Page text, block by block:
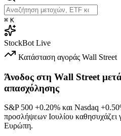
⌘ K
StockBot Live
Κατάσταση αγοράς Wall Street
Άνοδος στη Wall Street
απασχόλησης
S&P 500 +0.20% και Nasdaq
προσλήψεων Ιουλίου καθησυχάζει
Ευρώπη.